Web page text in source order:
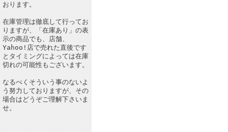
おります。
在庫管理は徹底して行ってお
りますが、「在庫あり」の表
示の商品でも、店舗、
Yahoo!店で売れた直後です
とタイミングによっては在庫
切れの可能性もございます。
なるべくそういう事のないよ
う努力しておりますが、その
場合はどうぞご理解下さいま
せ。